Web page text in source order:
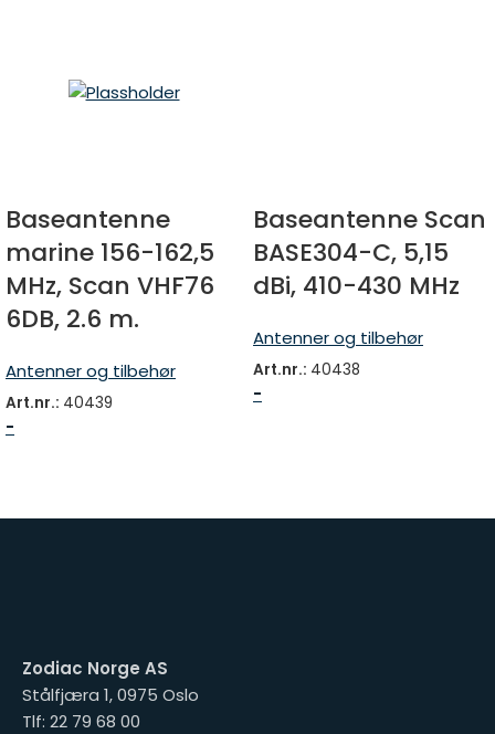
Baseantenne
marine 156-162,5
MHz, Scan VHF76
6DB, 2.6 m.
Antenner og tilbehør
Art.nr.: 40439
-
Baseantenne Scan
BASE304-C, 5,15
dBi, 410-430 MHz
Antenner og tilbehør
Art.nr.: 40438
-
Zodiac Norge AS
Stålfjæra 1, 0975 Oslo
Tlf: 22 79 68 00